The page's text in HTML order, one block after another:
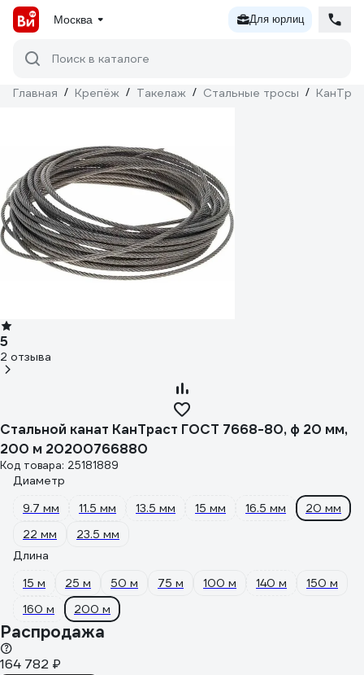
Москва Для юрлиц
Поиск в каталоге
Главная / Крепёж / Такелаж / Стальные тросы /
5
2 отзыва
Стальной канат КанТраст ГОСТ 7668-80, ф 20 мм,
200 м 20200766880
Код товара: 25181889
Диаметр
9.7 мм
11.5 мм 13.5 мм 15 мм 16.5 мм
20 мм
22 мм
23.5 мм
Длина
15 м
25 м 50 м 75 м 100 м 140 м
150 м
160 м
200 м
Распродажа
164 782 ₽